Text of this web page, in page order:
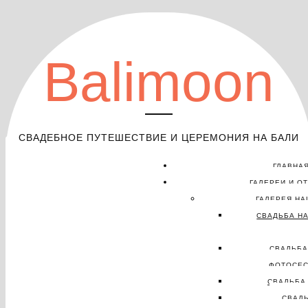
Balimoon
СВАДЕБНОЕ ПУТЕШЕСТВИЕ И ЦЕРЕМОНИЯ НА БАЛИ
ГАЛЕРЕИ И
ГАЛЕРЕЯ
СВАДЬБА
СВАДЬБА